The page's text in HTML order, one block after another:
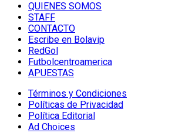
QUIENES SOMOS
STAFF
CONTACTO
Escribe en Bolavip
RedGol
Futbolcentroamerica
APUESTAS
Términos y Condiciones
Políticas de Privacidad
Política Editorial
Ad Choices